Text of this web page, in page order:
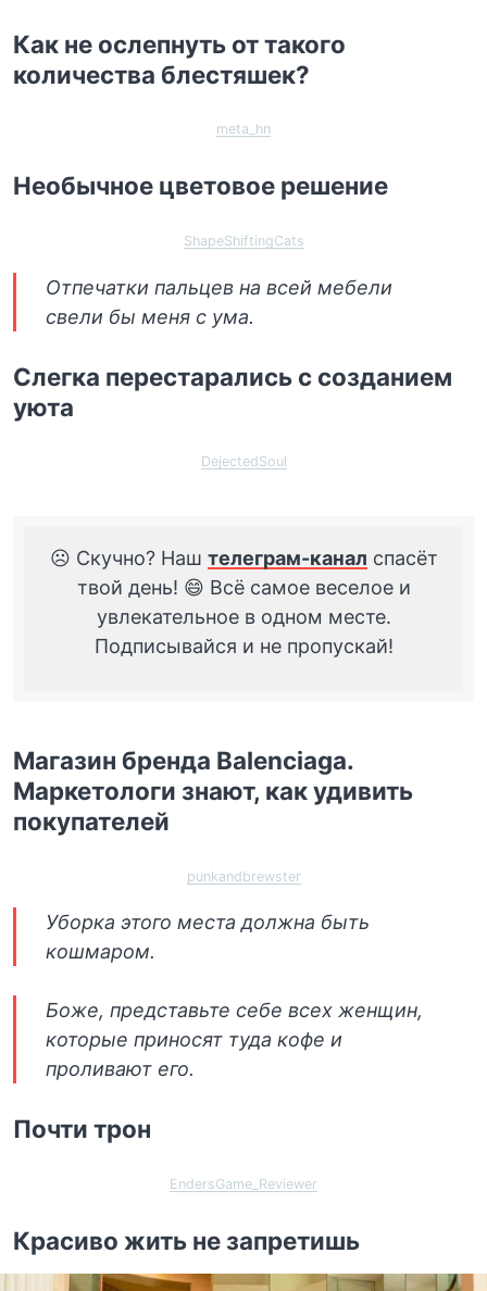
Как не ослепнуть от такого
количества блестяшек?
meta_hn
Необычное цветовое решение
ShapeShiftingCats
Отпечатки пальцев на всей мебели
свели бы меня с ума.
Слегка перестарались с созданием
уюта
DejectedSoul
☹️ Скучно? Наш телеграм-канал спасёт
твой день! 😄 Всё самое веселое и
увлекательное в одном месте.
Подписывайся и не пропускай!
Магазин бренда Balenciaga.
Маркетологи знают, как удивить
покупателей
punkandbrewster
Уборка этого места должна быть
кошмаром.
Боже, представьте себе всех женщин,
которые приносят туда кофе и
проливают его.
Почти трон
EndersGame_Reviewer
Красиво жить не запретишь